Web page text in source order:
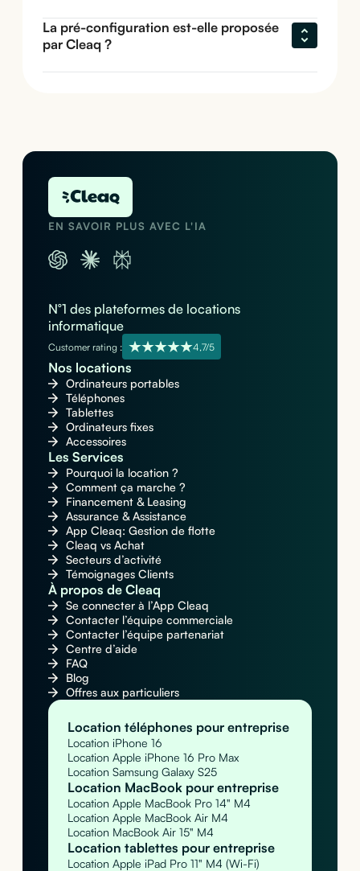
La pré-configuration est-elle proposée
par Cleaq ?
EN SAVOIR PLUS AVEC L'IA
N°1 des plateformes de locations
informatique
Customer rating : 4,7/5
Nos locations
Ordinateurs portables
Téléphones
Tablettes
Ordinateurs fixes
Accessoires
Les Services
Pourquoi la location ?
Comment ça marche ?
Financement & Leasing
Assurance & Assistance
App Cleaq: Gestion de flotte
Cleaq vs Achat
Secteurs d’activité
Témoignages Clients
À propos de Cleaq
Se connecter à l’App Cleaq
Contacter l’équipe commerciale
Contacter l’équipe partenariat
Centre d’aide
FAQ
Blog
Offres aux particuliers
Location téléphones pour entreprise
Location iPhone 16
Location Apple iPhone 16 Pro Max
Location Samsung Galaxy S25
Location MacBook pour entreprise
Location Apple MacBook Pro 14" M4
Location Apple MacBook Air M4
Location MacBook Air 15" M4
Location tablettes pour entreprise
Location Apple iPad Pro 11" M4 (Wi-Fi)